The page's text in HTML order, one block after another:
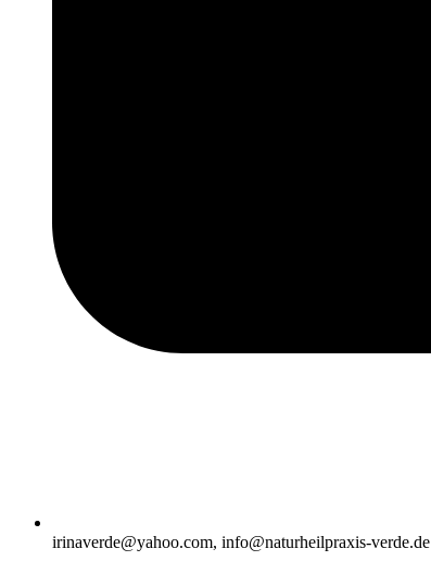
irinaverde@yahoo.com, info@naturheilpraxis-verde.de